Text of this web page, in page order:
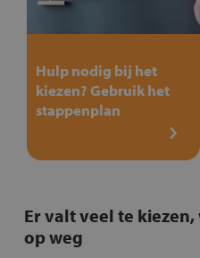
Hulp nodig bij het
kiezen? Gebruik het
stappenplan
Er valt veel te
op weg